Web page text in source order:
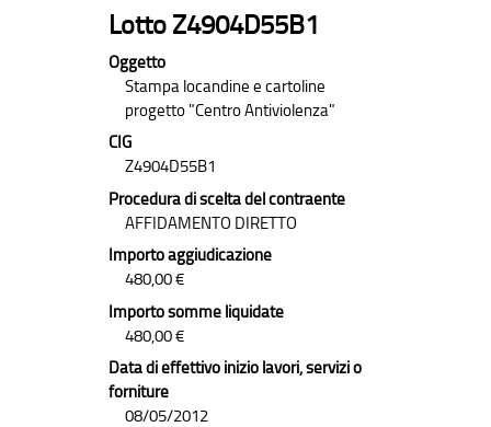
Lotto Z4904D55B1
Oggetto
Stampa locandine e cartoline
progetto "Centro Antiviolenza"
CIG
Z4904D55B1
Procedura di scelta del contraente
AFFIDAMENTO DIRETTO
Importo aggiudicazione
480,00 €
Importo somme liquidate
480,00 €
Data di effettivo inizio lavori, servizi o
forniture
08/05/2012